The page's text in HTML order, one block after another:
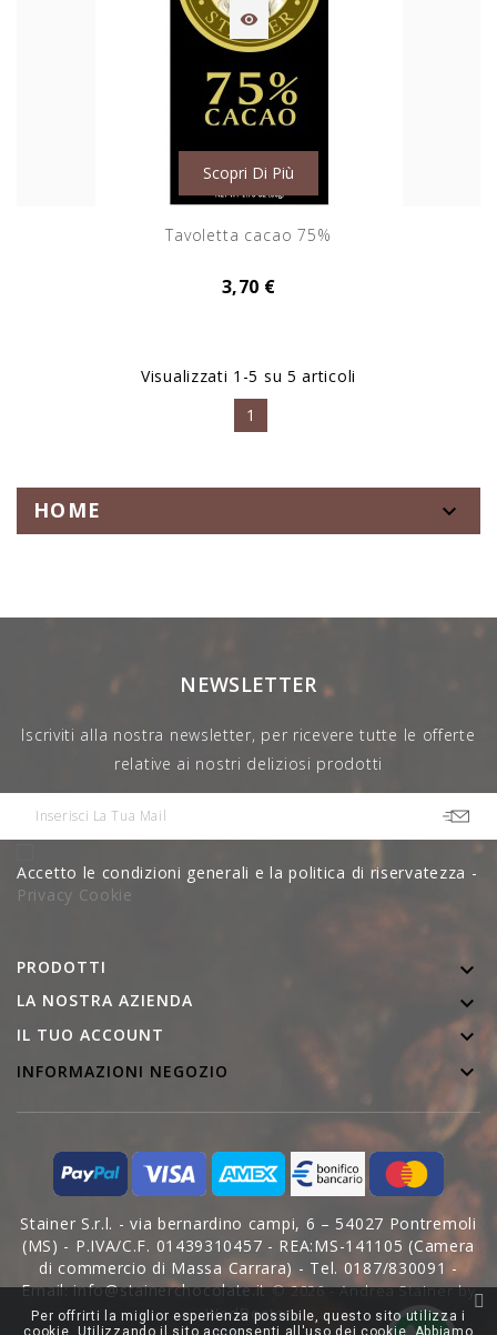

Scopri Di Più
Tavoletta cacao 75%
3,70 €
Visualizzati 1-5 su 5 articoli
1
HOME 
NEWSLETTER
Iscriviti alla nostra newsletter, per ricevere tutte le offerte
relative ai nostri deliziosi prodotti
Accetto le condizioni generali e la politica di riservatezza -
Privacy Cookie
PRODOTTI 
LA NOSTRA AZIENDA 
IL TUO ACCOUNT 
INFORMAZIONI NEGOZIO 
Stainer S.r.l. - via bernardino campi, 6 – 54027 Pontremoli
(MS) - P.IVA/C.F. 01439310457 - REA:MS-141105 (Camera
di commercio di Massa Carrara) - Tel. 0187/830091 -
Email: info@stainerchocolate.it© 2026 - Andrea Stainer by
WedDoctor
Per offrirti la miglior esperienza possibile, questo sito utilizza i
cookie. Utilizzando il sito acconsenti all'uso dei cookie. Abbiamo